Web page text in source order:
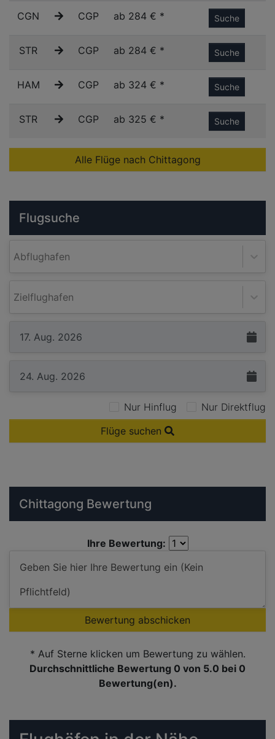
CGN CGP ab 284 € * Suche
STR CGP ab 284 € * Suche
HAM CGP ab 324 € * Suche
STR CGP ab 325 € * Suche
Alle Flüge nach Chittagong
Flugsuche
Abflughafen
Zielflughafen
Nur Hinflug
Nur Direktflug
Flüge suchen
Chittagong Bewertung
Ihre Bewertung:
Bewertung abschicken
* Auf Sterne klicken um Bewertung zu wählen.
Durchschnittliche Bewertung 0 von 5.0 bei 0
Bewertung(en).